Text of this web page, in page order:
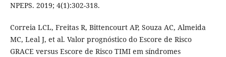
NPEPS. 2019; 4(1):302-318.
Correia LCL, Freitas R, Bittencourt AP, Souza AC, Almeida
MC, Leal J, et al. Valor prognóstico do Escore de Risco
GRACE versus Escore de Risco TIMI em síndromes